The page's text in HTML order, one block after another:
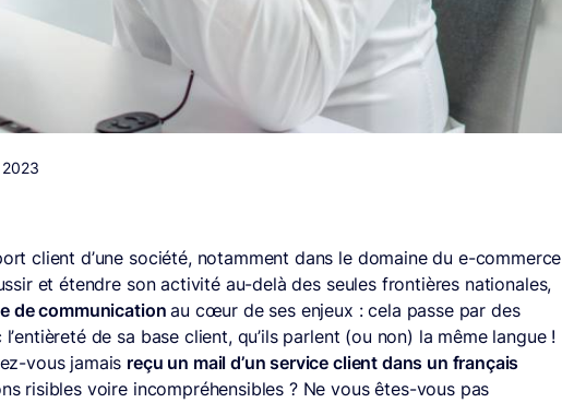
client d’une société, notamment dans le domaine du e-commerce
et étendre son activité au-delà des seules frontières nationales,
de communicationau cœur de ses enjeux : cela passe par des
de sa base client, qu’ils parlent (ou non) la même langue !
vous jamais reçu un mail d’un service client dans un français
risibles voire incompréhensibles ? Ne vous êtes-vous pas